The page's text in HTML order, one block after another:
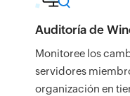
Auditoría de
Monitoree los
servidores
organización en